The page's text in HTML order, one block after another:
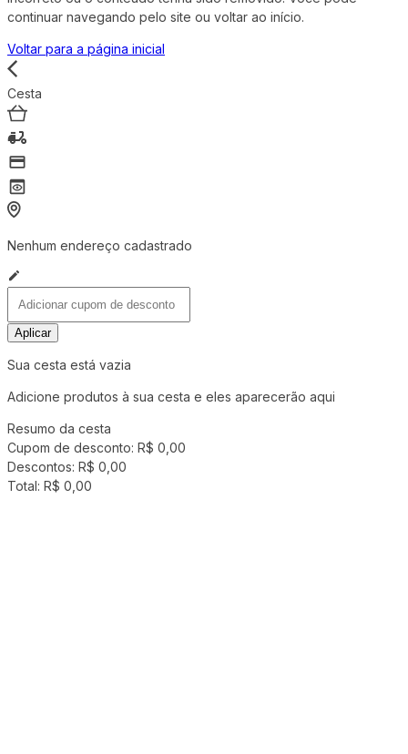
continuar navegando pelo site ou voltar ao início.
Voltar para a página inicial
Cesta
Nenhum endereço cadastrado
Aplicar
Sua cesta está vazia
Adicione produtos à sua cesta e eles aparecerão aqui
Resumo da cesta
Cupom de desconto: R$ 0,00
Descontos: R$ 0,00
Total: R$ 0,00